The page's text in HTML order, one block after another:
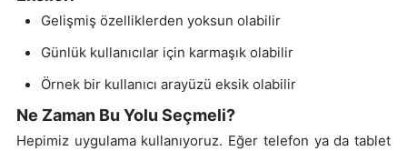
Gelişmiş özelliklerden yoksun olabilir
Günlük kullanıcılar için karmaşık olabilir
Örnek bir kullanıcı arayüzü eksik olabilir
Ne Zaman Bu Yolu Seçmeli?
Hepimiz uygulama kullanıyoruz. Eğer telefon ya da tablet